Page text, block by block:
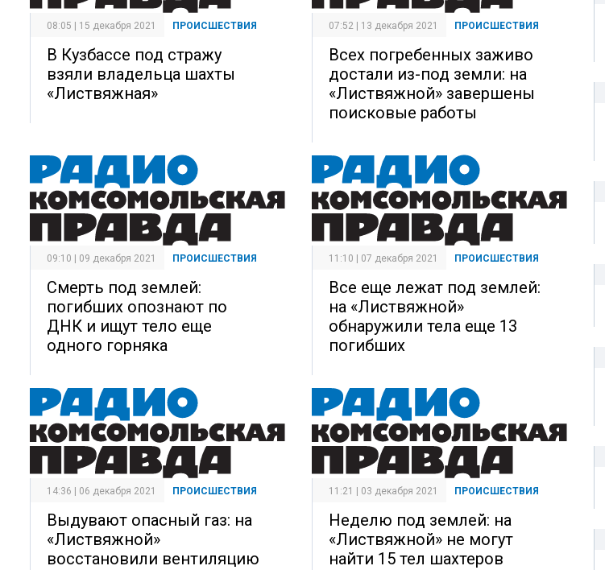
08:05 | 15 декабря 2021 ПРОИСШЕСТВИЯ
В Кузбассе под стражу
взяли владельца шахты
«Листвяжная»
07:52 | 13 декабря 2021 ПРОИСШЕСТВИЯ
Всех погребенных заживо
достали из-под земли: на
«Листвяжной» завершены
поисковые работы
09:10 | 09 декабря 2021 ПРОИСШЕСТВИЯ
Смерть под землей:
погибших опознают по
ДНК и ищут тело еще
одного горняка
11:10 | 07 декабря 2021 ПРОИСШЕСТВИЯ
Все еще лежат под землей:
на «Листвяжной»
обнаружили тела еще 13
погибших
14:36 | 06 декабря 2021 ПРОИСШЕСТВИЯ
Выдувают опасный газ: на
«Листвяжной»
восстановили вентиляцию
11:21 | 03 декабря 2021 ПРОИСШЕСТВИЯ
Неделю под землей: на
«Листвяжной» не могут
найти 15 тел шахтеров